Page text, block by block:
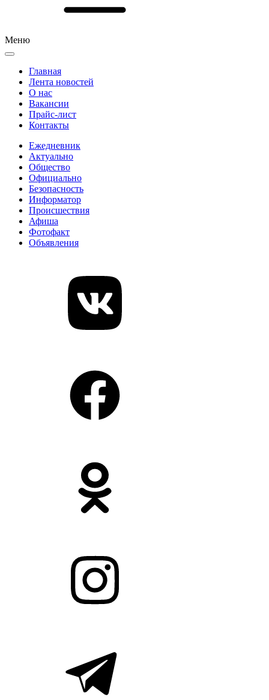
Меню
Главная
Лента новостей
О нас
Вакансии
Прайс-лист
Контакты
Ежедневник
Актуально
Общество
Официально
Безопасность
Информатор
Происшествия
Афиша
Фотофакт
Объявления